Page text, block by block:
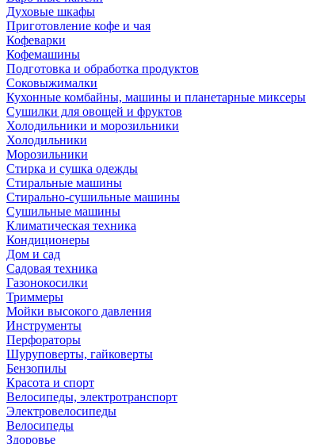
Духовые шкафы
Приготовление кофе и чая
Кофеварки
Кофемашины
Подготовка и обработка продуктов
Соковыжималки
Кухонные комбайны, машины и планетарные миксеры
Сушилки для овощей и фруктов
Холодильники и морозильники
Холодильники
Морозильники
Стирка и сушка одежды
Стиральные машины
Стирально-сушильные машины
Сушильные машины
Климатическая техника
Кондиционеры
Дом и сад
Садовая техника
Газонокосилки
Триммеры
Мойки высокого давления
Инструменты
Перфораторы
Шуруповерты, гайковерты
Бензопилы
Красота и спорт
Велосипеды, электротранспорт
Электровелосипеды
Велосипеды
Здоровье